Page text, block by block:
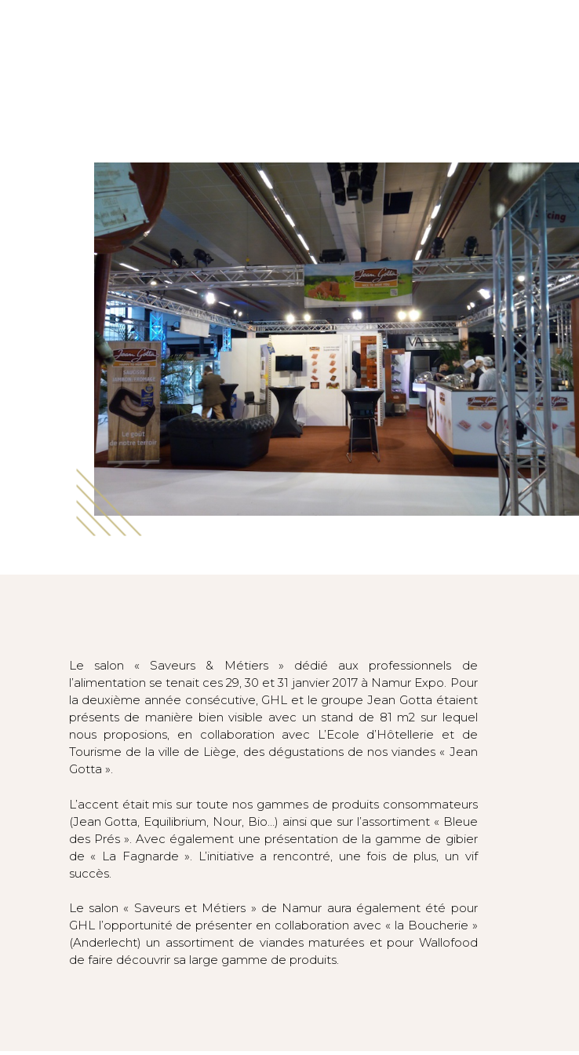
Le salon « Saveurs & Métiers » dédié aux professionnels de
l’alimentation se tenait ces 29, 30 et 31 janvier 2017 à Namur Expo. Pour
la deuxième année consécutive, GHL et le groupe Jean Gotta étaient
présents de manière bien visible avec un stand de 81 m2 sur lequel
nous proposions, en collaboration avec L’Ecole d’Hôtellerie et de
Tourisme de la ville de Liège, des dégustations de nos viandes « Jean
Gotta ».
L’accent était mis sur toute nos gammes de produits consommateurs
(Jean Gotta, Equilibrium, Nour, Bio…) ainsi que sur l’assortiment « Bleue
des Prés ». Avec également une présentation de la gamme de gibier
de « La Fagnarde ». L’initiative a rencontré, une fois de plus, un vif
succès.
Le salon « Saveurs et Métiers » de Namur aura également été pour
GHL l’opportunité de présenter en collaboration avec « la Boucherie »
(Anderlecht) un assortiment de viandes maturées et pour Wallofood
de faire découvrir sa large gamme de produits.